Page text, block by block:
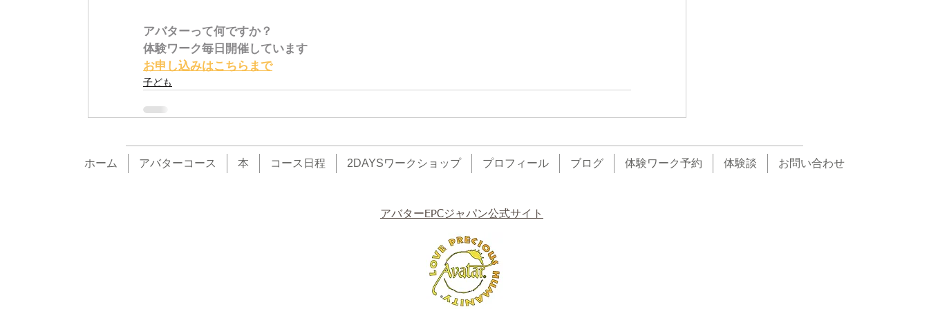
アバターって何ですか？
体験ワーク毎日開催しています
お申し込みはこちらまで
子ども
ホーム アバターコース 本 コース日程 2DAYSワークショップ プロフィール ブログ 体験ワーク予約 体験談 お問い合わせ
アバターEPCジャパン公式サイト